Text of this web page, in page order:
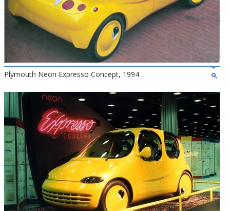
Plymouth Neon Expresso Concept, 1994